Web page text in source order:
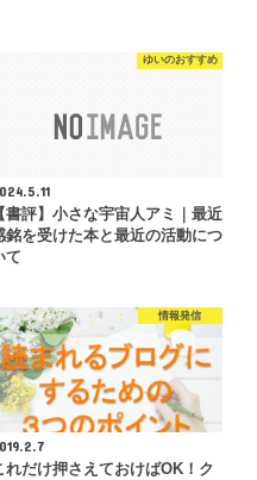
ゆいのおすすめ
書評】小さな宇宙人アミ｜最近
銘を受けた本と最近の活動につ
て
情報発信
れだけ押さえておけばOK！ク